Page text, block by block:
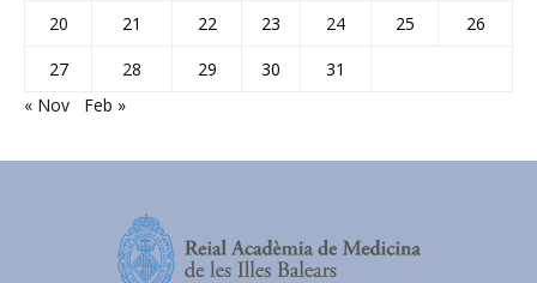
20
21 22 23 24 25
26
27
28 29 30
31
« Nov
Feb »